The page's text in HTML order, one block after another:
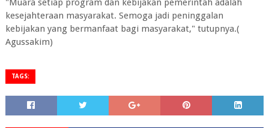
"Muara setiap program dan kebijakan pemerintah adalah
kesejahteraan masyarakat. Semoga jadi peninggalan
kebijakan yang bermanfaat bagi masyarakat," tutupnya.(
Agussakim)
TAGS: